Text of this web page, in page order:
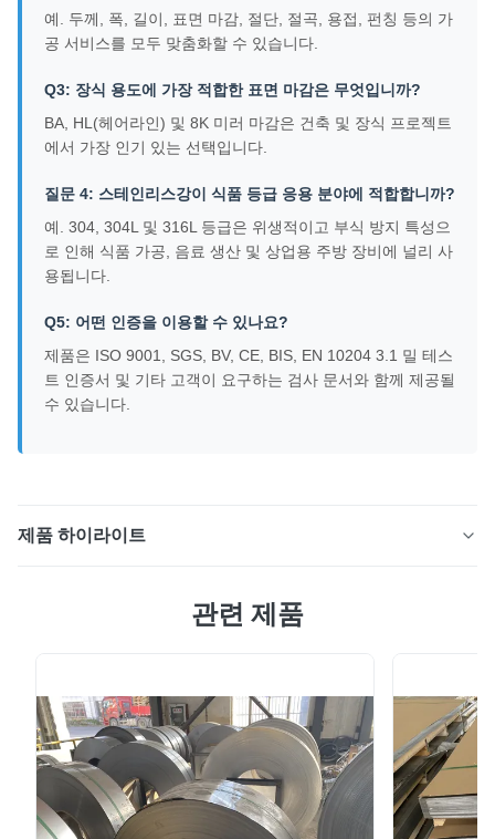
예. 두께, 폭, 길이, 표면 마감, 절단, 절곡, 용접, 펀칭 등의 가
공 서비스를 모두 맞춤화할 수 있습니다.
Q3: 장식 용도에 가장 적합한 표면 마감은 무엇입니까?
BA, HL(헤어라인) 및 8K 미러 마감은 건축 및 장식 프로젝트
에서 가장 인기 있는 선택입니다.
질문 4: 스테인리스강이 식품 등급 응용 분야에 적합합니까?
예. 304, 304L 및 316L 등급은 위생적이고 부식 방지 특성으
로 인해 식품 가공, 음료 생산 및 상업용 주방 장비에 널리 사
용됩니다.
Q5: 어떤 인증을 이용할 수 있나요?
제품은 ISO 9001, SGS, BV, CE, BIS, EN 10204 3.1 밀 테스
트 인증서 및 기타 고객이 요구하는 검사 문서와 함께 제공될
수 있습니다.
제품 하이라이트
제품개요당사의 프리미엄 스테인레스 강판 및 시트는
304, 304L, 316, 316L, 321, 310S, 430, 904L, Duplex
2205 및 Super Duplex 2507을 포함한 등급으로 제공되
는 이 스테인레스 강판은 건설, 식품 가공, 화학 장비, 의료
기기, 해양 공학, 운송 및 장식 응용 분야에 적합합...
관련 제품